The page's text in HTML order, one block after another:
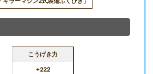
こうげき力
+222